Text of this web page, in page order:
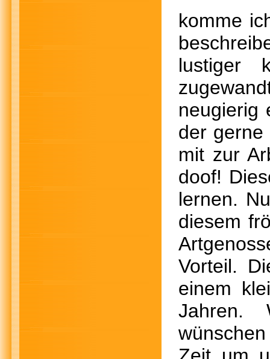
komme
lustiger
neugierig
der gerne
mit zur
doof!
lernen.
diesem
Vorteil.
einem
Jahren.